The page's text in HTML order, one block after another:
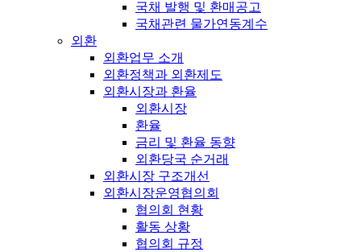
국채 발행 및 환매공고
국채관련 물가연동계수
외환
외환업무 소개
외환정책과 외환제도
외환시장과 환율
외환시장
환율
금리 및 환율 동향
외환당국 순거래
외환시장 구조개선
외환시장운영협의회
협의회 현황
활동 상황
협의회 규정